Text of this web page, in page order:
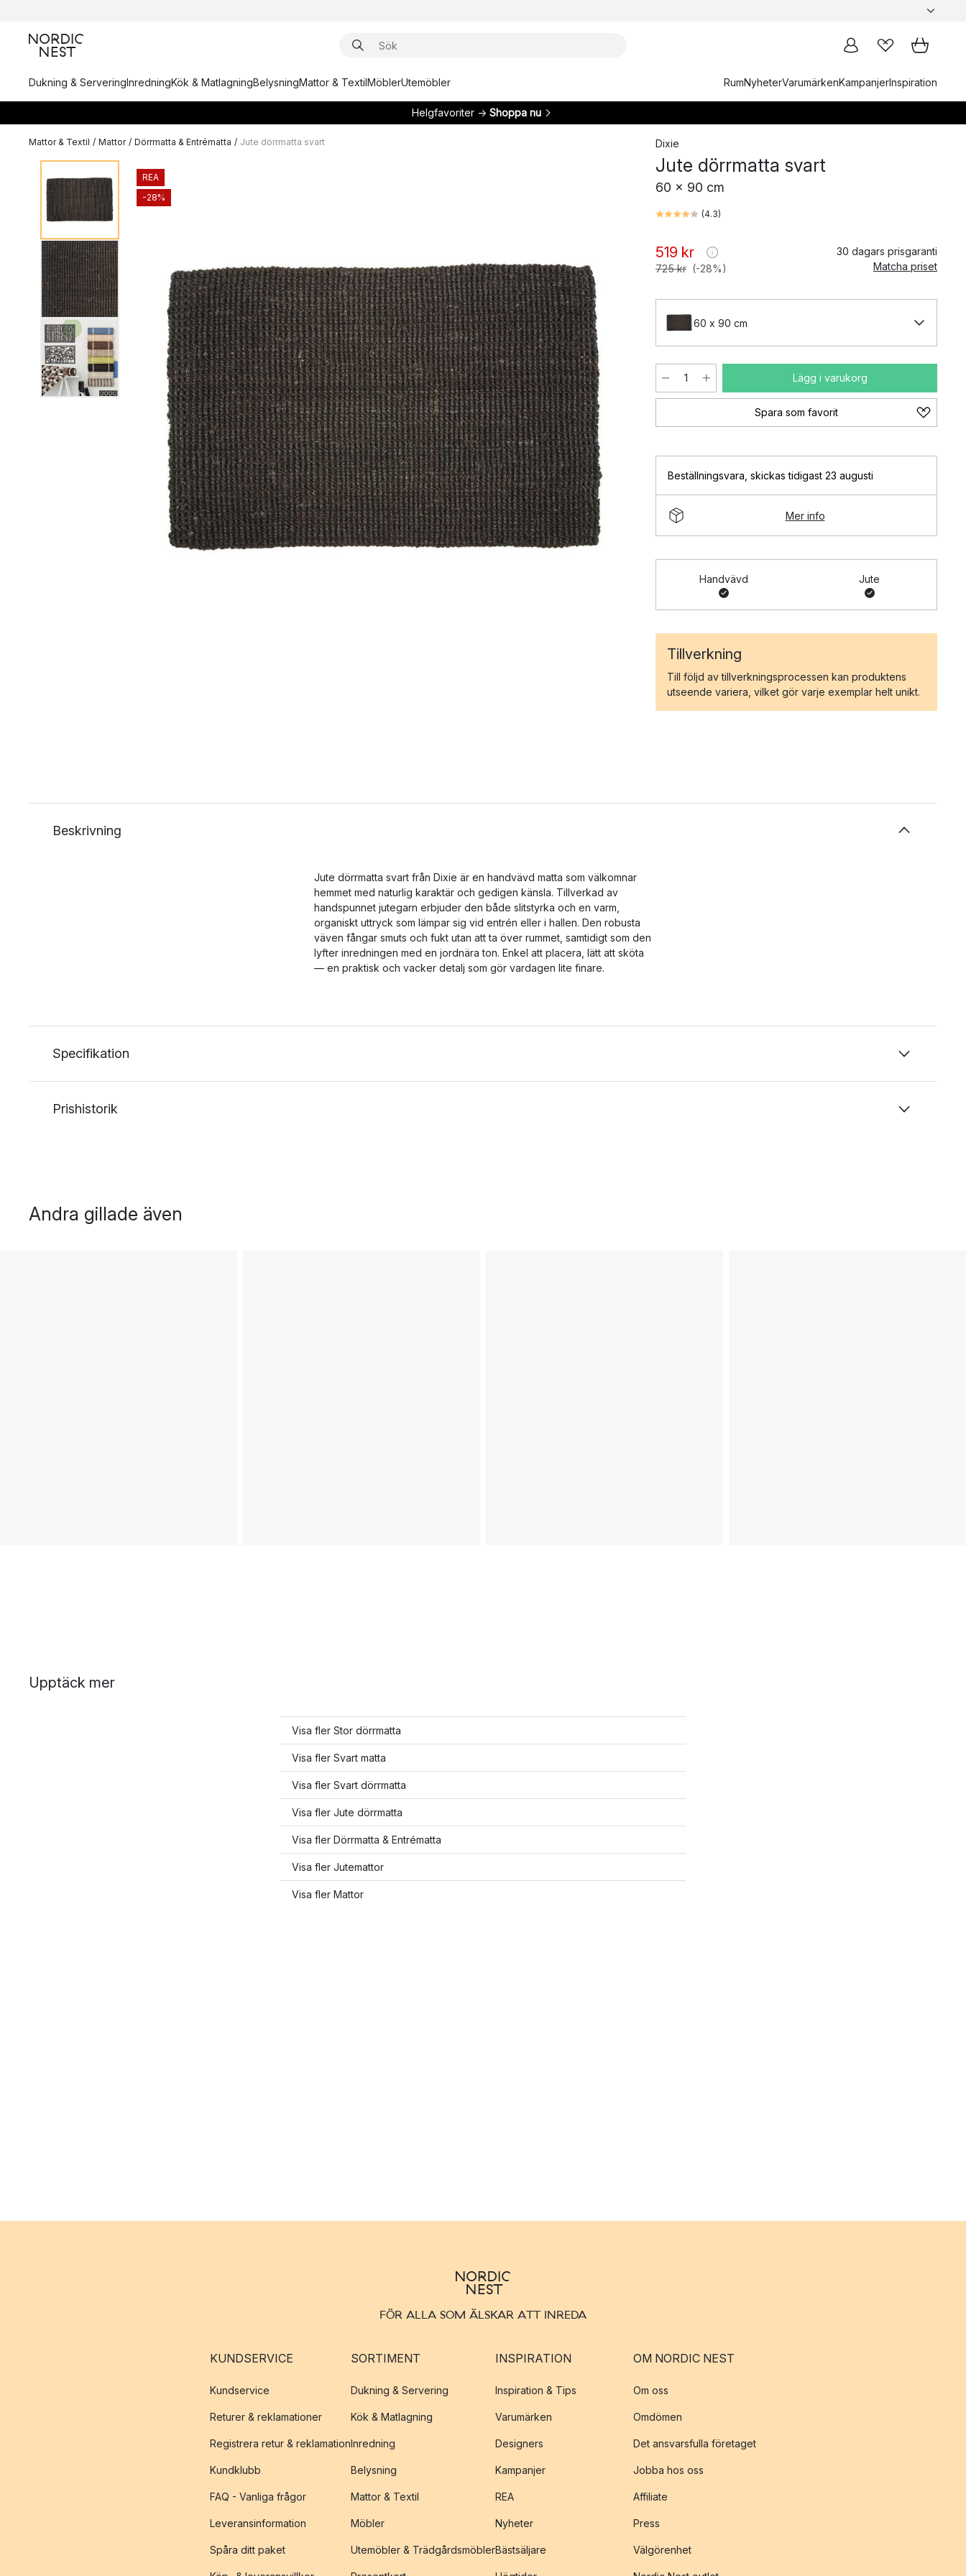
Dukning & ServeringInredningKök & MatlagningBelysningMattor & TextilMöblerUtemöbler RumNyheterVarumärkenKampanjerInspiration
Helgfavoriter → Shoppa nu
Mattor & Textil / Mattor / Dörrmatta & Entrématta / Jute dörrmatta svart
REA
-28%
Dixie
Jute dörrmatta svart
60 x 90 cm
(4.3)
519 kr
725 kr (-28%)
30 dagars prisgaranti
Matcha priset
60 x 90 cm
Lägg i varukorg
Spara som favorit
Beställningsvara skickas tidigast 23 augusti
Mer info
Handvävd Jute
Tillverkning
Till följd av tillverkningsprocessen kan produktens
utseende variera, vilket gör varje exemplar helt unikt.
Beskrivning
Jute dörrmatta svart från Dixie är en handvävd matta som välkomnar
hemmet med naturlig karaktär och gedigen känsla. Tillverkad av
handspunnet jutegarn erbjuder den både slitstyrka och en varm,
organiskt uttryck som lämpar sig vid entrén eller i hallen. Den robusta
väven fångar smuts och fukt utan att ta över rummet, samtidigt som den
lyfter inredningen med en jordnära ton. Enkel att placera, lätt att sköta
— en praktisk och vacker detalj som gör vardagen lite finare.
Specifikation
Prishistorik
Andra gillade även
Upptäck mer
Visa fler Stor dörrmatta
Visa fler Svart matta
Visa fler Svart dörrmatta
Visa fler Jute dörrmatta
Visa fler Dörrmatta & Entrématta
Visa fler Jutemattor
Visa fler Mattor
FÖR ALLA SOM ÄLSKAR ATT INREDA
KUNDSERVICE
Kundservice
Returer & reklamationer
Registrera retur & reklamation
Kundklubb
FAQ - Vanliga frågor
Leveransinformation
Spåra ditt paket
SORTIMENT
Dukning & Servering
Kök & Matlagning
Inredning
Belysning
Mattor & Textil
Möbler
Utemöbler & Trädgårdsmöbler
INSPIRATION
Inspiration & Tips
Varumärken
Designers
Kampanjer
REA
Nyheter
Bästsäljare
OM NORDIC NEST
Om oss
Omdömen
Det ansvarsfulla företaget
Jobba hos oss
Affiliate
Press
Välgörenhet